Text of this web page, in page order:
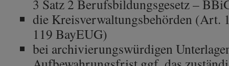
3 Satz 2 Berufsbildungsgesetz –
die Kreisverwaltungsbehörden (Art.
119 BayEUG)
bei archivierungswürdigen